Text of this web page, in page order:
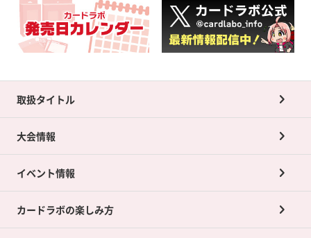
取扱タイトル
大会情報
イベント情報
カードラボの楽しみ方